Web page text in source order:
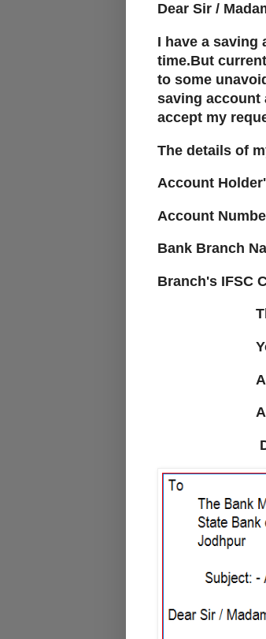
Dear Sir /
I have a saving
time.But
to some
saving account
accept my
The details of
Account
Account
Bank Branch
Branch's IFSC
Yours